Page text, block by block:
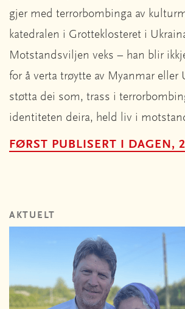
gjer med terrorbombinga av
katedralen i Grotteklosteret i
Motstandsviljen veks – han blir
for å verta trøytte av Myanmar eller
støtta dei som, trass i
identiteten deira, held liv i
FØRST PUBLISERT I DAGEN,
AKTUELT